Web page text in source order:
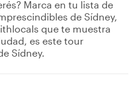
Marca en tu lista de
de Sídney,
que te muestra
es este tour
Sídney.